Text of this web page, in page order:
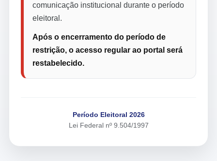
comunicação institucional durante o período
eleitoral.
Após o encerramento do período de
restrição, o acesso regular ao portal será
restabelecido.
Período Eleitoral 2026
Lei Federal nº 9.504/1997